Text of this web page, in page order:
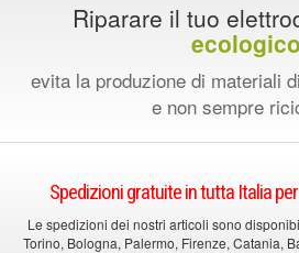
Riparare il tuo
ecologico
evita la produzione di materiali
e non sempre
Spedizioni gratuite in tutta Italia
Le spedizioni dei nostri articoli sono
Torino, Bologna, Palermo, Firenze, Catania,